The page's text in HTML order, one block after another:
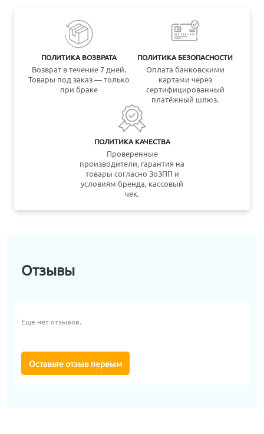
ПОЛИТИКА ВОЗВРАТА
Возврат в течение 7 дней.
Товары под заказ — только
при браке
ПОЛИТИКА БЕЗОПАСНОСТИ
Оплата банковскими
картами через
сертифицированный
платёжный шлюз.
ПОЛИТИКА КАЧЕСТВА
Проверенные
производители, гарантия на
товары согласно ЗоЗПП и
условиям бренда, кассовый
чек.
Отзывы
Еще нет отзывов.
Оставьте отзыв первым